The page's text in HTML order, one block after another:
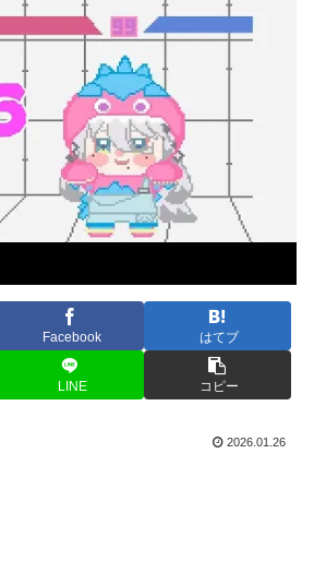
Facebook はてブ
LINE コピー
2026.01.26